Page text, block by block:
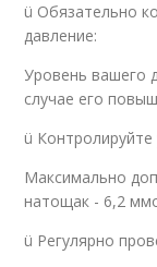
ü Обязательно
давление:
Уровень вашего
случае его
ü Контролируйте
Максимально
натощак - 6,2
ü Регулярно